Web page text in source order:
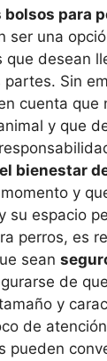
bolsos para
ser una
que desean
Sin
cuenta que
y que
el bienestar
y
su espacio
perros, es
sean
de
y
de
pueden